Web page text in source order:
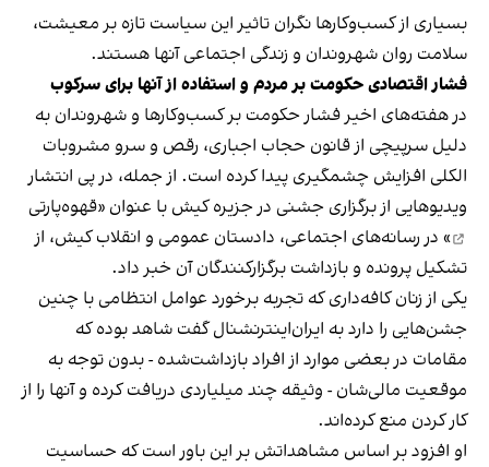
بسیاری از کسب‌وکارها نگران تاثیر این سیاست‌ تازه بر معیشت،
سلامت روان شهروندان و زندگی اجتماعی آنها هستند.
فشار اقتصادی حکومت بر مردم و استفاده از آنها برای سرکوب
در هفته‌های اخیر فشار حکومت بر کسب‌وکارها و شهروندان به
دلیل سرپیچی از قانون حجاب اجباری، رقص و سرو مشروبات
الکلی افزایش چشمگیری پیدا کرده است. از جمله، در پی انتشار
ویدیوهایی از برگزاری جشنی در جزیره کیش با عنوان «قهوه‌پارتی
» در رسانه‌های اجتماعی، دادستان عمومی و انقلاب کیش، از
تشکیل پرونده و بازداشت برگزارکنندگان آن خبر داد.
یکی از زنان کافه‌داری که تجربه برخورد عوامل انتظامی با چنین
جشن‌هایی را دارد به ایران‌اینترنشنال گفت شاهد بوده که
مقامات در بعضی موارد از افراد بازداشت‌‌شده - بدون توجه به
موقعیت مالی‌شان - وثیقه چند میلیاردی دریافت کرده و آنها را از
کار کردن منع کرده‌اند.
او افزود بر اساس مشاهداتش بر این باور است که حساسیت